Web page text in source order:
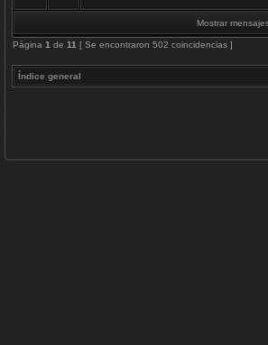
Mostrar
Página 1 de 11 [ Se encontraron 502 coincidencias ]
Índice general